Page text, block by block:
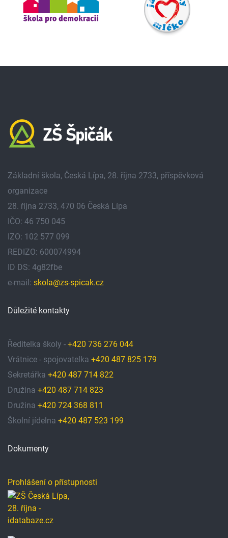
Základní škola, Česká Lípa, 28. října 2733, příspěvková
organizace
28. října 2733, 470 06 Česká Lípa
IČO: 46 750 045
IZO: 102 577 099
REDIZO: 600074994
ID DS: 4g82fbe
e-mail: skola@zs-spicak.cz
Důležité kontakty
Ředitelka školy - +420 736 276 044
Vrátnice - spojovatelka +420 487 825 179
Sekretářka +420 487 714 822
Družina +420 487 714 823
Družina +420 724 368 811
Školní jídelna +420 487 523 199
Dokumenty
Prohlášení o přístupnosti